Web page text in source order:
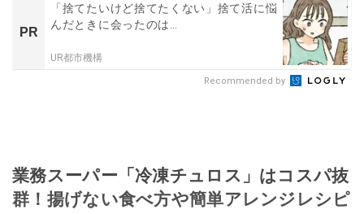
PR
「捨てたいけど捨てたくない」捨て活に悩
んだときに会ったのは…
UR都市機構
Recommended by
業務スーパー「冷凍チュロス」はコスパ抜
群！揚げない食べ方や簡単アレンジレシピ